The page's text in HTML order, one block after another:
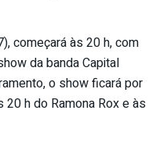
começará às 20 h, com
da banda Capital
o show ficará por
20 h do Ramona Rox e às